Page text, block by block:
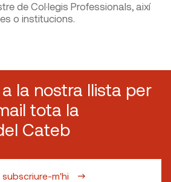
de Col·legis Professionals, així
o institucions.
la nostra llista per
tota la
Cateb
subscriure-m'hi